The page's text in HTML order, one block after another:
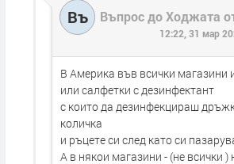
Въ Въпрос до Ходжата
12:22, 31 мар
В Америка във всички
или салфетки с дезинфектант
с които да дезинфекцираш
количка
и ръцете си след като си
А в някои магазини - (не всички